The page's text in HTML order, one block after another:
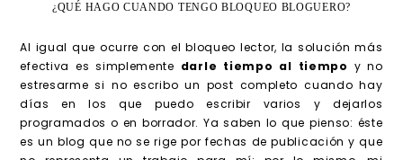
¿QUÉ HAGO CUANDO TENGO BLOQUEO BLOGUERO?
Al igual que ocurre con el bloqueo lector, la solución más
efectiva es simplemente darle tiempo al tiempo y no
estresarme si no escribo un post completo cuando hay
días en los que puedo escribir varios y dejarlos
programados o en borrador. Ya saben lo que pienso: éste
es un blog que no se rige por fechas de publicación y que